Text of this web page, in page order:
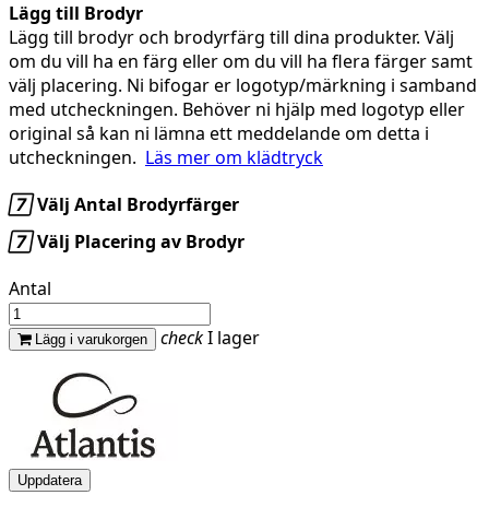
Lägg till Brodyr
Lägg till brodyr och brodyrfärg till dina produkter. Välj
om du vill ha en färg eller om du vill ha flera färger samt
välj placering. Ni bifogar er logotyp/märkning i samband
med utcheckningen. Behöver ni hjälp med logotyp eller
original så kan ni lämna ett meddelande om detta i
utcheckningen. Läs mer om klädtryck
Välj Antal Brodyrfärger
Välj Placering av Brodyr
Antal
Lägg i varukorgen checkI lager